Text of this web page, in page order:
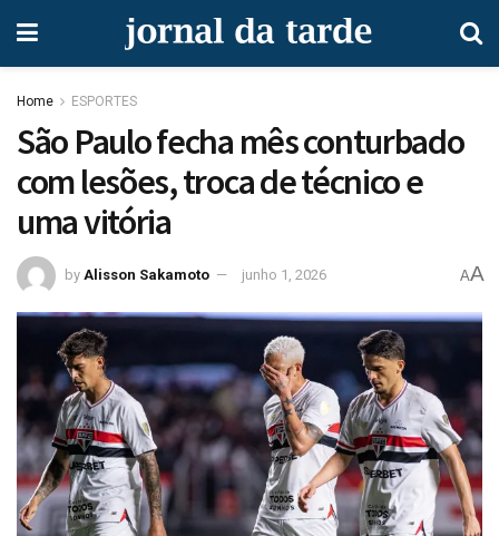
Home ESPORTES
São Paulo fecha mês conturbado
com lesões, troca de técnico e
uma vitória
by Alisson Sakamoto junho 1, 2026 AA